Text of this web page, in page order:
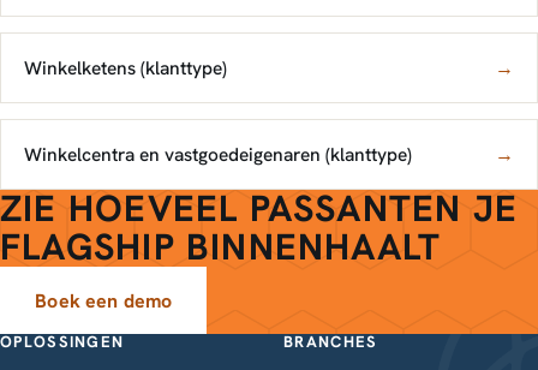
Winkelketens (klanttype) →
Winkelcentra en vastgoedeigenaren (klanttype) →
ZIE HOEVEEL PASSANTEN JE
FLAGSHIP BINNENHAALT
Boek een demo
OPLOSSINGEN BRANCHES